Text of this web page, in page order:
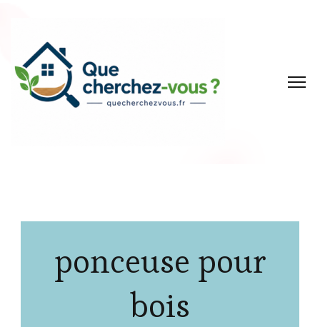
ponceuse pour
bois